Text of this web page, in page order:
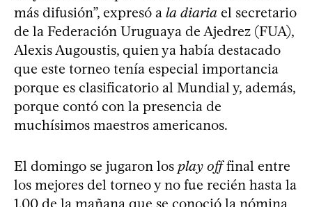
más difusión”, expresó a la diaria el secretario
de la Federación Uruguaya de Ajedrez (FUA),
Alexis Augoustis, quien ya había destacado
que este torneo tenía especial importancia
porque es clasificatorio al Mundial y, además,
porque contó con la presencia de
muchísimos maestros americanos.
El domingo se jugaron los play offfinal entre
los mejores del torneo y no fue recién hasta la
1.00 de la mañana que se conoció la nómina